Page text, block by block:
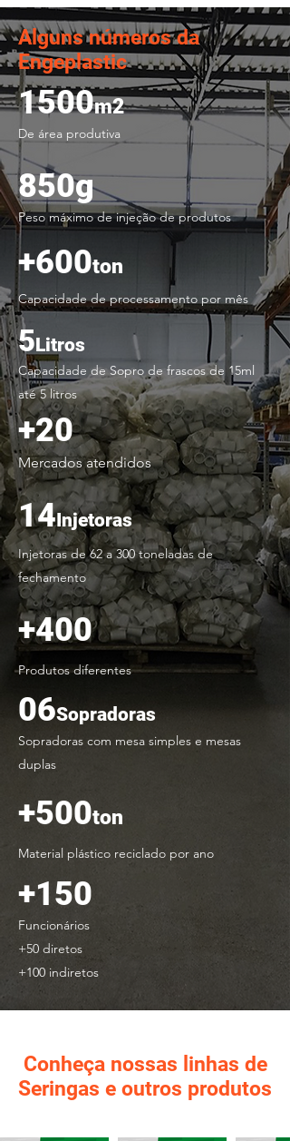
Conheça nossas linhas de
Seringas e outros produtos
Alguns números da
Engeplastic
1500m2
De área produtiva
850g
Peso máximo de injeção de produtos
+600ton
Capacidade de processamento por mês
5Litros
Capacidade de Sopro de frascos de 15ml
até 5 litros
+20
Mercados atendidos
14Injetoras
Injetoras de 62 a 300 toneladas de
fechamento
+400
Produtos diferentes
06Sopradoras
Sopradoras com mesa simples e mesas
duplas
+500ton
Material plástico reciclado por ano
+150
Funcionários
+50 diretos
+100 indiretos